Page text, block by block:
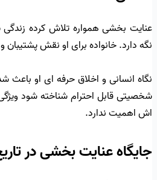
عنایت بخشی همواره تلاش کرده
نگه دارد. خانواده برای او نقش
نگاه انسانی و اخلاق حرفه ای او باعث
شخصیتی قابل احترام شناخته شود
اش اهمیت ندارد.
جایگاه عنایت بخشی در